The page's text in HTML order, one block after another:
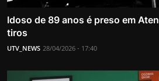
Idoso de 89 anos é preso em
tiros
UTV_NEWS 28/04/2026 - 17:40